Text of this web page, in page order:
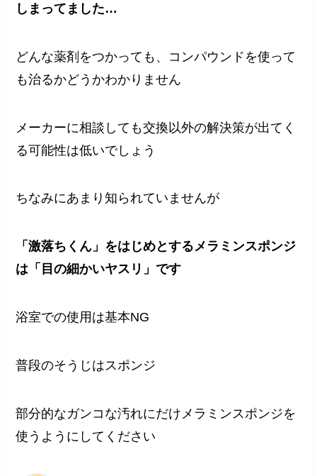
しまってました…
どんな薬剤をつかっても、コンパウンドを使って
も治るかどうかわかりません
メーカーに相談しても交換以外の解決策が出てく
る可能性は低いでしょう
ちなみにあまり知られていませんが
「激落ちくん」をはじめとするメラミンスポンジ
は「目の細かいヤスリ」です
浴室での使用は基本NG
普段のそうじはスポンジ
部分的なガンコな汚れにだけメラミンスポンジを
使うようにしてください